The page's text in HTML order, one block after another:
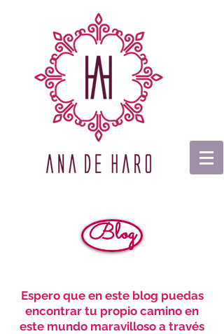
Blog
Espero que en este blog puedas
encontrar tu propio camino en
este mundo maravilloso a través